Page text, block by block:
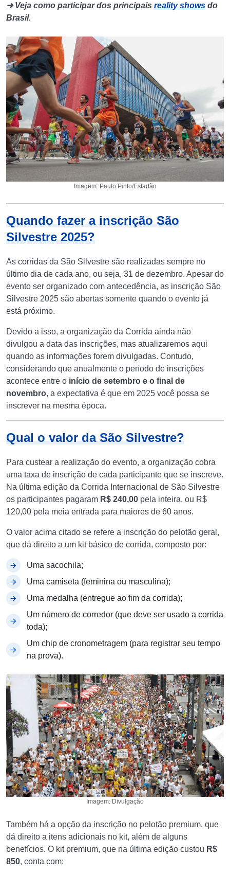
➜ Veja como participar dos principais reality shows do
Brasil.
Imagem: Paulo Pinto/Estadão
Quando fazer a inscrição São
Silvestre 2025?
As corridas da São Silvestre são realizadas sempre no
último dia de cada ano, ou seja, 31 de dezembro. Apesar do
evento ser organizado com antecedência, as inscrição São
Silvestre 2025 são abertas somente quando o evento já
está próximo.
Devido a isso, a organização da Corrida ainda não
divulgou a data das inscrições, mas atualizaremos aqui
quando as informações forem divulgadas. Contudo,
considerando que anualmente o período de inscrições
acontece entre o início de setembro e o final de
novembro, a expectativa é que em 2025 você possa se
inscrever na mesma época.
Qual o valor da São Silvestre?
Para custear a realização do evento, a organização cobra
uma taxa de inscrição de cada participante que se inscreve.
Na última edição da Corrida Internacional de São Silvestre
os participantes pagaram R$ 240,00 pela inteira, ou R$
120,00 pela meia entrada para maiores de 60 anos.
O valor acima citado se refere a inscrição do pelotão geral,
que dá direito a um kit básico de corrida, composto por:
Uma sacochila;
Uma camiseta (feminina ou masculina);
Uma medalha (entregue ao fim da corrida);
Um número de corredor (que deve ser usado a corrida
toda);
Um chip de cronometragem (para registrar seu tempo
na prova).
Imagem: Divulgação
Também há a opção da inscrição no pelotão premium, que
dá direito a itens adicionais no kit, além de alguns
benefícios. O kit premium, que na última edição custou R$
850, conta com: